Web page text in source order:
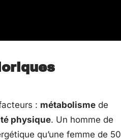
: métabolisme de
physique. Un homme de
qu’une femme de 50